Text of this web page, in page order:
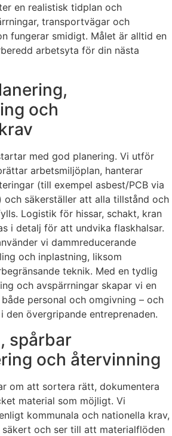
en realistisk tidplan och
transportvägar och
fungerar smidigt. Målet är alltid en
arbetsyta för din nästa
och
med god planering. Vi utför
arbetsmiljöplan, hanterar
(till exempel asbest/PCB via
säkerställer att alla tillstånd och
Logistik för hissar, schakt, kran
i detalj för att undvika flaskhalsar.
vi dammreducerande
och inplastning, liksom
teknik. Med en tydlig
och avspärrningar skapar vi en
personal och omgivning – och
den övergripande entreprenaden.
spårbar
och återvinning
om att sortera rätt, dokumentera
material som möjligt. Vi
kommunala och nationella krav,
och ser till att materialflöden